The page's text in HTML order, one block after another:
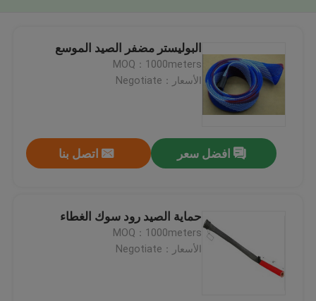
البوليستر مضفر الصيد الموسع
MOQ：1000meters
الأسعار：Negotiate
افضل سعر اتصل بنا
حماية الصيد رود سوك الغطاء
MOQ：1000meters
الأسعار：Negotiate